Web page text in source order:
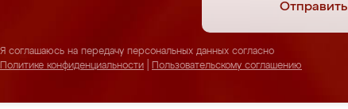
Отправить
Я соглашаюсь на передачу персональных данных согласно
Политике конфиденциальности
Пользовательскому соглашению